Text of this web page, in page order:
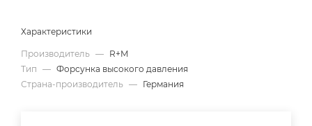
Характеристики
Производитель — R+M
Тип — Форсунка высокого давления
Страна-производитель — Германия